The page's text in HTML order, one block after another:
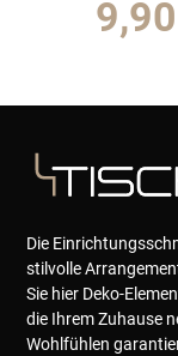
9,90
Die
stilvolle
Sie hier Deko-
die Ihrem Zuhause
Wohlfühlen